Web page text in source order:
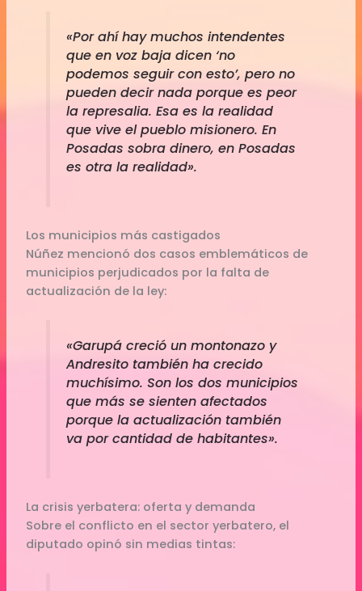
«Por ahí hay muchos intendentes
que en voz baja dicen ‘no
podemos seguir con esto’, pero no
pueden decir nada porque es peor
la represalia. Esa es la realidad
que vive el pueblo misionero. En
Posadas sobra dinero, en Posadas
es otra la realidad».
Los municipios más castigados
Núñez mencionó dos casos emblemáticos de
municipios perjudicados por la falta de
actualización de la ley:
«Garupá creció un montonazo y
Andresito también ha crecido
muchísimo. Son los dos municipios
que más se sienten afectados
porque la actualización también
va por cantidad de habitantes».
La crisis yerbatera: oferta y demanda
Sobre el conflicto en el sector yerbatero, el
diputado opinó sin medias tintas: